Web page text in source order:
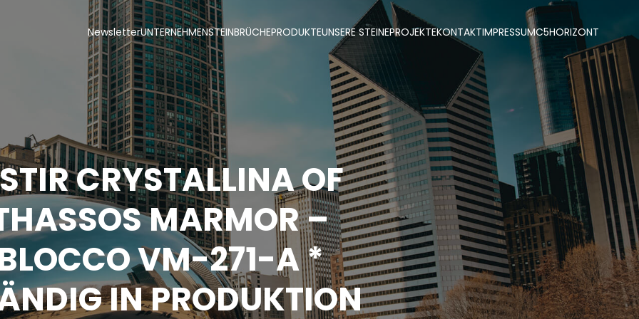
NewsletterUNTERNEHMENSTEINBRÜCHEPRODUKTEUNSERE STEINEPROJEKTEKONTAKTIMPRESSUMC5HORIZONT
CRYSTALLINA OF
MARMOR –
VM-271-A *
IN PRODUKTION